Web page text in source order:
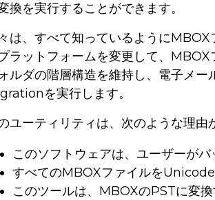
換を実行することができます。
は、すべて知っているように
ラットフォームを変更して、
ルダの階層構造を維持し、電子メ
を実行します。
ユーティリティは、次のような理
このソフトウェアは、ユーザーが
すべてのMBOXファイルをUnicode
このツールは、MBOXのPSTに変